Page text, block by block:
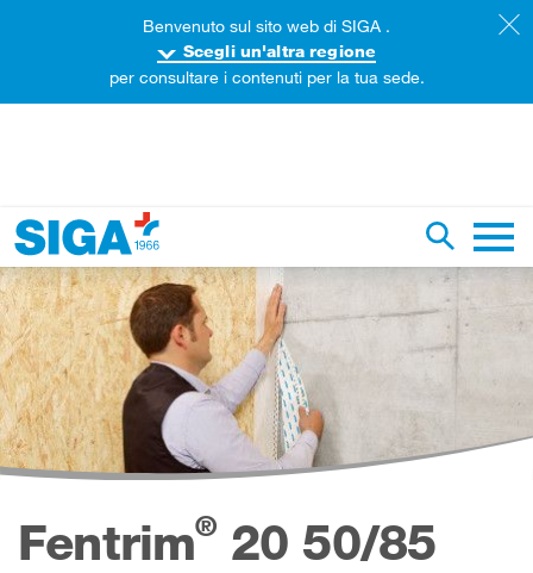
Ricerca
in questa pagina
Fentrim®20 50/85
Benvenuto sul sito web di SIGA .
Scegli un'altra regione
per consultare i contenuti per la tua sede.